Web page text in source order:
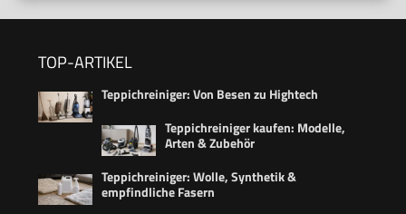
TOP-ARTIKEL
Teppichreiniger: Von Besen zu Hightech
Teppichreiniger kaufen: Modelle,
Arten & Zubehör
Teppichreiniger: Wolle, Synthetik &
empfindliche Fasern